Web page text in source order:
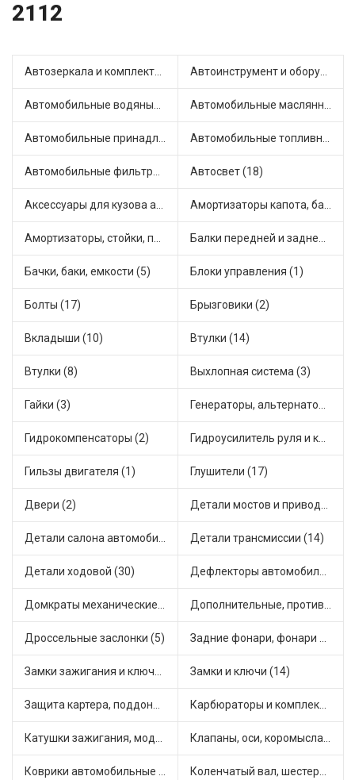
2112
Автозеркала и комплектующие (4) Автоинструмент и оборудование (3)
Автомобильные водяные насосы (9) Автомобильные маслянные насосы (4)
Автомобильные принадлежности и аксессуары (3) Автомобильные топливные насосы (22)
Автомобильные фильтры (1) Автосвет (18)
Аксессуары для кузова автомобиля (2) Амортизаторы капота, багажника (17)
Амортизаторы, стойки, подушки стоек (36) Балки передней и задней подвески (1)
Бачки, баки, емкости (5) Блоки управления (1)
Болты (17) Брызговики (2)
Вкладыши (10) Втулки (14)
Втулки (8) Выхлопная система (3)
Гайки (3) Генераторы, альтернаторы и комплектующие (32)
Гидрокомпенсаторы (2) Гидроусилитель руля и комплектующие (1)
Гильзы двигателя (1) Глушители (17)
Двери (2) Детали мостов и привода трансмиссии (18)
Детали салона автомобиля (11) Детали трансмиссии (14)
Детали ходовой (30) Дефлекторы автомобильные (1)
Домкраты механические (1) Дополнительные, противотуманные фары (3)
Дроссельные заслонки (5) Задние фонари, фонари видимости (2)
Замки зажигания и ключи (4) Замки и ключи (14)
Защита картера, поддона, КПП (1) Карбюраторы и комплектующие (7)
Катушки зажигания, модули зажигания (14) Клапаны, оси, коромысла (6)
Коврики автомобильные (4) Коленчатый вал, шестерни коленчатого вала (2)